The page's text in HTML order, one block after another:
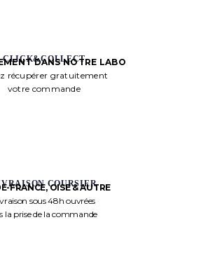
CLICK&COLLECT
DANS NOTRE LABO
récupérer gratuitement
votre commande
COURSIER
FRANCE, OISE & AUTRE
sous 48h ouvrées
la prise de la commande